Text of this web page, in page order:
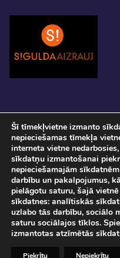
Pasākuma norise tiks fotografēta
sniedzat piekrišanu
©
Šī tīmekļvietne izmanto
nepieciešamas tīmekļa
interneta vietne
sīkdatņu izmantošanai
nepieciešamajām
darbību un pakalpojumus,
pielāgotu saturu, šajā
sīkdatnes: analītiskās
uzlabo tās darbību, sociālo
saturu sociālajos tīklos.
izmantotas atzīmētās
Piekrītu Nepiekrītu